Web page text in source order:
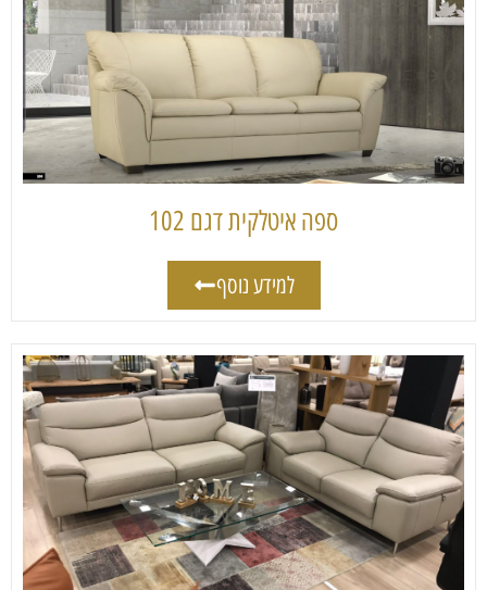
ספה איטלקית דגם 102
למידע נוסף